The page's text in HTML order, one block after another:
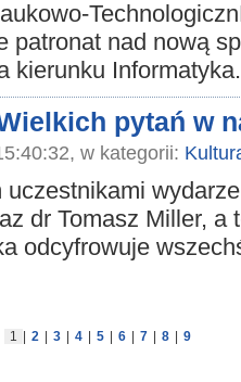
patronat nad nową
kierunku
pytań w
w kategorii:
dr Tomasz Miller, a
odcyfrowuje
1 2 3 4 5 6 7 8 9